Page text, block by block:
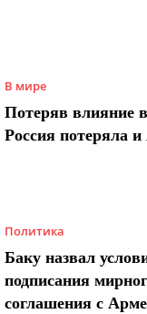
В мире
Потеряв влияние
Россия потеряла
Политика
Баку назвал
подписания
соглашения с